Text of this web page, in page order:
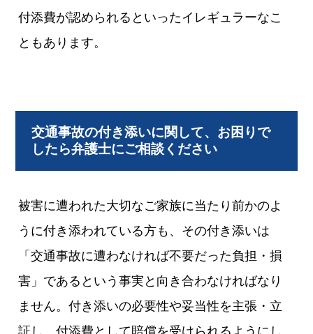
付添費が認められるといったイレギュラーなこ
ともあります。
交通事故の付き添いに関して、お困りで
したら弁護士にご相談ください
被害に遭われた大切なご家族に当たり前かのよ
うに付き添われている方も、その付き添いは
「交通事故に遭わなければ不要だった負担・損
害」であるという事実と向き合わなければなり
ません。付き添いの必要性や妥当性を主張・立
証し、付添費として賠償を受けられるようにし